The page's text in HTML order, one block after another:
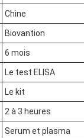
Chine
Biovantion
6 mois
Le test ELISA
Le kit
2 à 3 heures
Serum et plasma